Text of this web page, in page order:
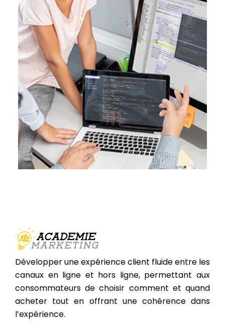
Développer une expérience client fluide entre les
canaux en ligne et hors ligne, permettant aux
consommateurs de choisir comment et quand
acheter tout en offrant une cohérence dans
l’expérience.